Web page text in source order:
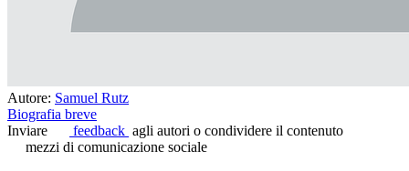
Autore: Samuel Rutz
Biografia breve
Inviare
feedback agli autori o condividere il contenuto
mezzi di comunicazione sociale